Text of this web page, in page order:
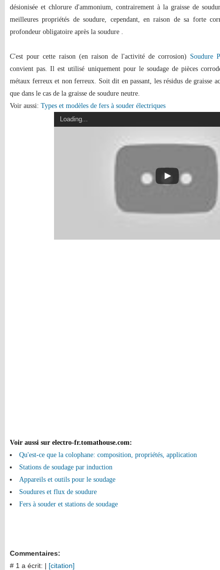
désionisée et chlorure d'ammonium, contrairement à la graisse de
meilleures propriétés de soudure, cependant, en raison de sa forte
profondeur obligatoire après la soudure .
C'est pour cette raison (en raison de l'activité de corrosion) Soudure
convient pas. Il est utilisé uniquement pour le soudage de pièces
métaux ferreux et non ferreux. Soit dit en passant, les résidus de graisse
que dans le cas de la graisse de soudure neutre.
Voir aussi: Types et modèles de fers à souder électriques
Loading...
Voir aussi sur electro-fr.tomathouse.com:
Qu'est-ce que la colophane: composition, propriétés, application
Stations de soudage par induction
Appareils et outils pour le soudage
Soudures et flux de soudure
Fers à souder et stations de soudage
Commentaires:
# 1 a écrit: | [citation]